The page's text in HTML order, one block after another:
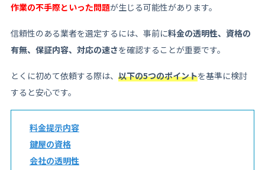
作業の不手際といった問題が生じる可能性があります。
信頼性のある業者を選定するには、事前に料金の透明性、資格の
有無、保証内容、対応の速さを確認することが重要です。
とくに初めて依頼する際は、 以下の5つのポイントを基準に検討
すると安心です。
料金提示内容
鍵屋の資格
会社の透明性